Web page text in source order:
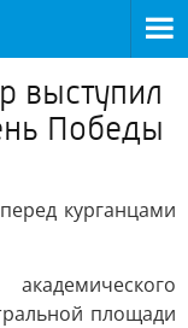
выступил
Победы
курганцами
площади